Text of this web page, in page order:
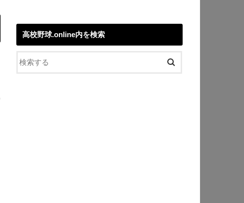
高校野球.online内を検索